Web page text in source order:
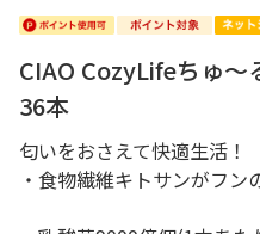
CIAO CozyLifeちゅ
36本
匂いをおさえて快適生活！
・食物繊維キトサンがフン